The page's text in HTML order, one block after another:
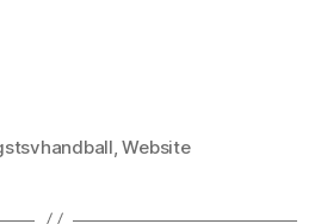
erspielten sich früh
auf Schlagdistanz. Doch
,Website